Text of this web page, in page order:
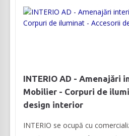
INTERIO AD - Amenajări
Mobilier - Corpuri de
design interior
INTERIO se ocupă cu